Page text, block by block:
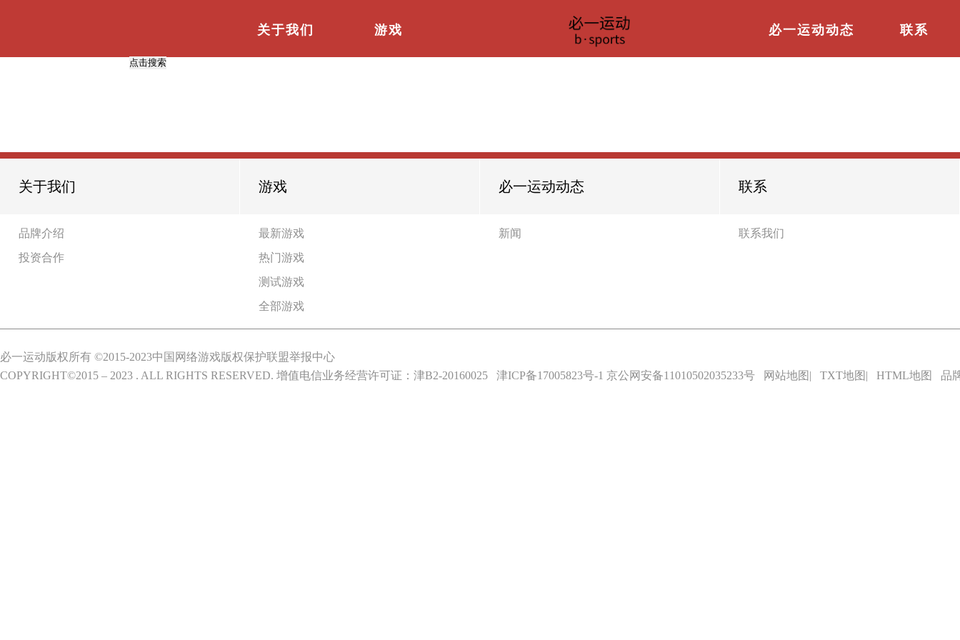
关于我们 游戏 必一运动动态 联系
关于我们
品牌介绍
投资合作
游戏
最新游戏
热门游戏
测试游戏
全部游戏
必一运动动态
新闻
联系
联系我们
必一运动版权所有 ©2015-2023中国网络游戏版权保护联盟举报中心
COPYRIGHT©2015 – 2023 . ALL RIGHTS RESERVED. 增值电信业务经营许可证：津B2-20160025 津ICP备17005823号-1 京公网安备11010502035233号 网站地图 | TXT地图 | HTML地图 品